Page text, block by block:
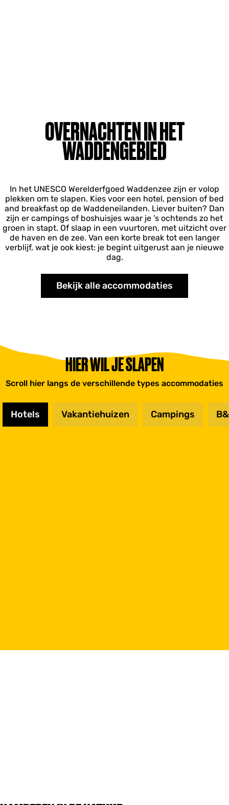
OVERNACHTEN IN HET
WADDENGEBIED
In het UNESCO Werelderfgoed Waddenzee zijn er volop
plekken om te slapen. Kies voor een hotel, pension of bed
and breakfast op de Waddeneilanden. Liever buiten? Dan
zijn er campings of boshuisjes waar je ’s ochtends zo het
groen in stapt. Of slaap in een vuurtoren, met uitzicht over
de haven en de zee. Van een korte break tot een langer
verblijf, wat je ook kiest: je begint uitgerust aan je nieuwe
dag.
Bekijk alle accommodaties
HIER WIL JE SLAPEN
Scroll hier langs de verschillende types accommodaties
Hotels Vakantiehuizen Campings